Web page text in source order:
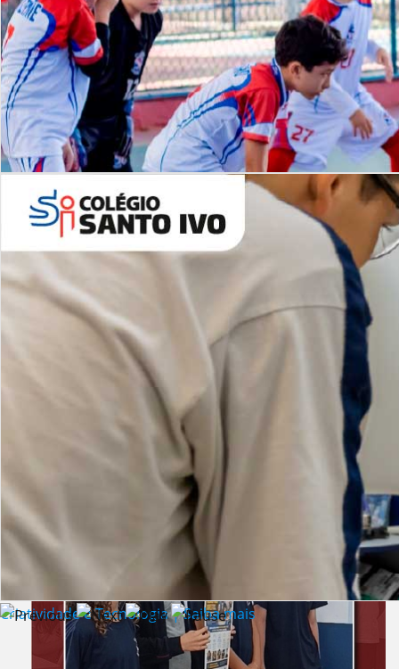
Desafios | Saiba mais
Criatividade e Tecnologia | Saiba mais